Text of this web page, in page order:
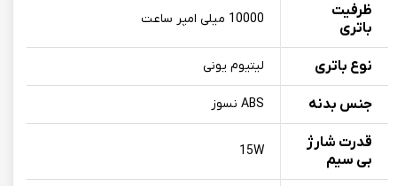
ظرفیت
باتری
10000 میلی امپر ساعت
نوع باتری لیتیوم یونی
جنس بدنه ABS نسوز
قدرت شارژ
بی سیم
15W